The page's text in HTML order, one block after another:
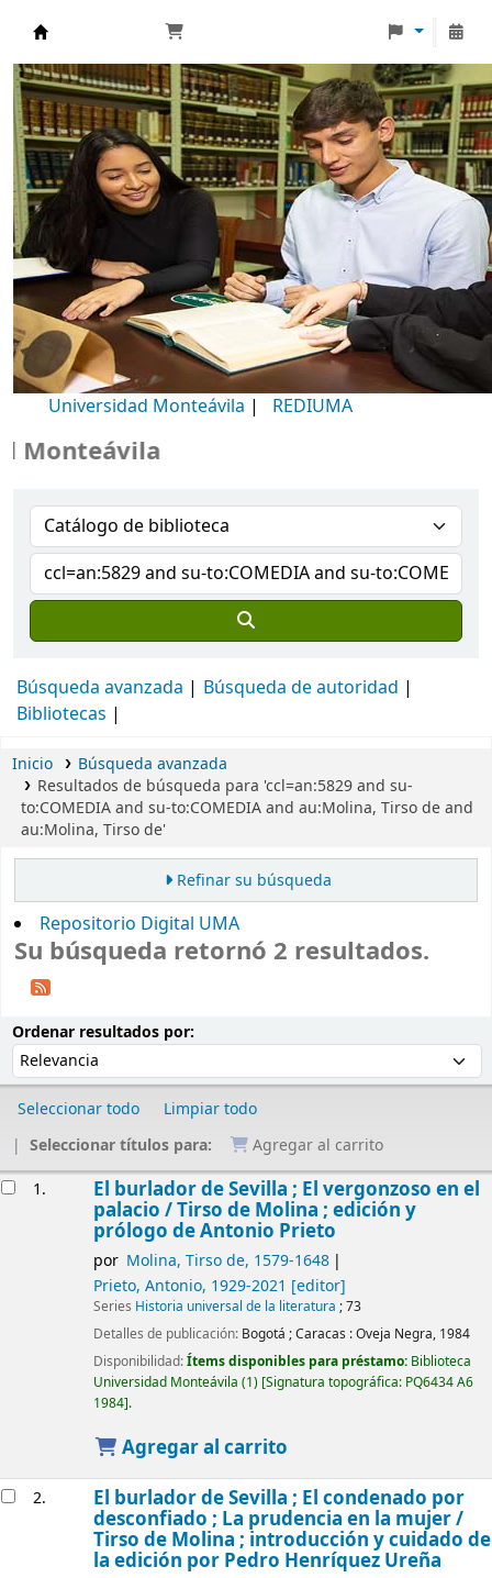
Biblioteca Universidad Monteávila
Universidad Monteávila | REDIUMA
Búsqueda avanzada
Búsqueda de autoridad
Bibliotecas
Inicio
Búsqueda avanzada
Resultados de búsqueda para 'ccl=an:5829 and su-
to:COMEDIA and su-to:COMEDIA and au:Molina, Tirso de and
au:Molina, Tirso de'
Refinar su búsqueda
Repositorio Digital UMA
Su búsqueda retornó 2 resultados.
Ordenar resultados por:
Seleccionar todo
Limpiar todo
Seleccionar títulos para:
Agregar al carrito
1. El burlador de Sevilla ; El vergonzoso en el
palacio /Tirso de Molina ; edición y
prólogo de Antonio Prieto
por Molina, Tirso de, 1579-1648
Prieto, Antonio, 1929-2021 [editor]
Series Historia universal de la literatura ; 73
Detalles de publicación: Bogotá ; Caracas :Oveja Negra, 1984
Disponibilidad:Ítems disponibles para préstamo: Biblioteca
Universidad Monteávila (1) Signatura topográfica: PQ6434 A6
1984 .
Agregar al carrito
2. El burlador de Sevilla ; El condenado por
desconfiado ; La prudencia en la mujer /
Tirso de Molina ; introducción y cuidado de
la edición por Pedro Henríquez Ureña